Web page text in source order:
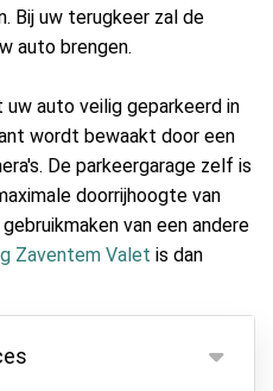
Bij uw terugkeer zal de
auto brengen.
auto veilig geparkeerd in
wordt bewaakt door een
De parkeergarage zelf is
doorrijhoogte van
van een andere
Zaventem Valet is dan